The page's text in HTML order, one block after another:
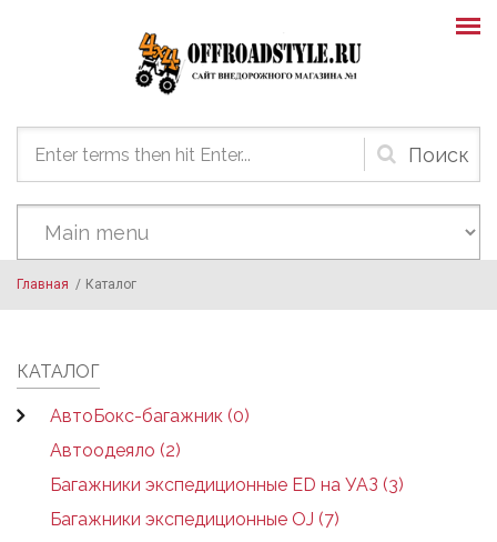
Форма
поиска
Главная / Каталог
КАТАЛОГ
АвтоБокс-багажник (0)
Автоодеяло (2)
Багажники экспедиционные ED на УАЗ (3)
Багажники экспедиционные OJ (7)